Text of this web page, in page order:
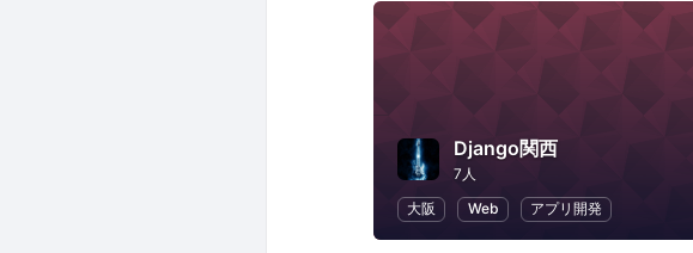
Django関西
7人
大阪
Web アプリ開発